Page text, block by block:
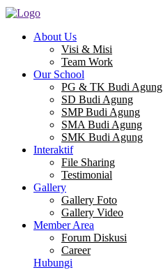
About Us
Visi & Misi
Team Work
Our School
PG & TK Budi Agung
SD Budi Agung
SMP Budi Agung
SMA Budi Agung
SMK Budi Agung
Interaktif
File Sharing
Testimonial
Gallery
Gallery Foto
Gallery Video
Member Area
Forum Diskusi
Career
Hubungi